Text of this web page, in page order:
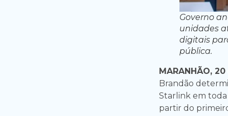
Governo
unidades
digitais
pública.
MARANHÃO,
Brandão
Starlink em toda
partir do